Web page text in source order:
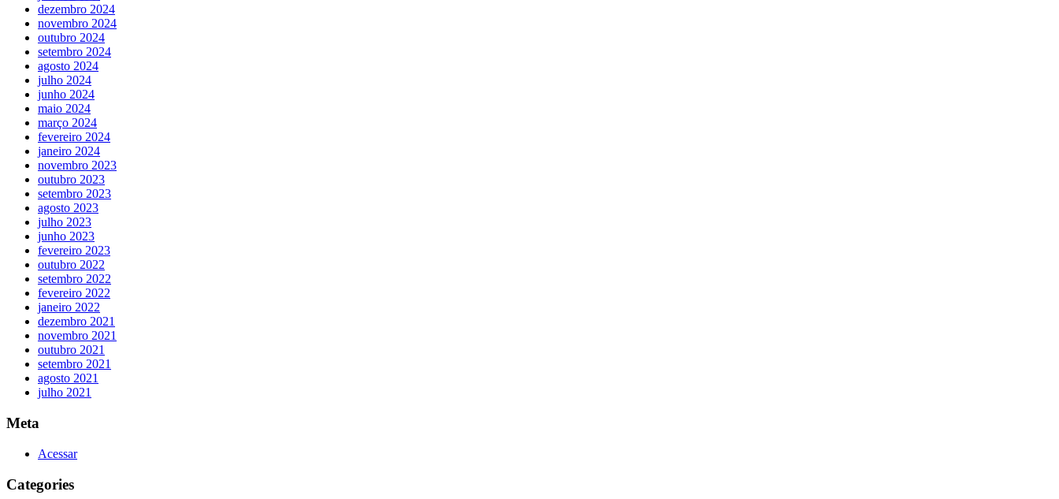
dezembro 2024
novembro 2024
outubro 2024
setembro 2024
agosto 2024
julho 2024
junho 2024
maio 2024
março 2024
fevereiro 2024
janeiro 2024
novembro 2023
outubro 2023
setembro 2023
agosto 2023
julho 2023
junho 2023
fevereiro 2023
outubro 2022
setembro 2022
fevereiro 2022
janeiro 2022
dezembro 2021
novembro 2021
outubro 2021
setembro 2021
agosto 2021
julho 2021
Meta
Acessar
Categories